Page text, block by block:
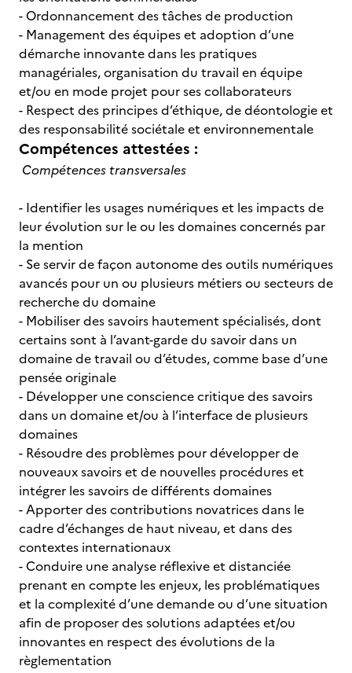
- Ordonnancement des tâches de production
- Management des équipes et adoption d’une
démarche innovante dans les pratiques
managériales, organisation du travail en équipe
et/ou en mode projet pour ses collaborateurs
- Respect des principes d’éthique, de déontologie et
des responsabilité sociétale et environnementale
Compétences attestées :
Compétences transversales
- Identifier les usages numériques et les impacts de
leur évolution sur le ou les domaines concernés par
la mention
- Se servir de façon autonome des outils numériques
avancés pour un ou plusieurs métiers ou secteurs de
recherche du domaine
- Mobiliser des savoirs hautement spécialisés, dont
certains sont à l’avant-garde du savoir dans un
domaine de travail ou d’études, comme base d’une
pensée originale
- Développer une conscience critique des savoirs
dans un domaine et/ou à l’interface de plusieurs
domaines
- Résoudre des problèmes pour développer de
nouveaux savoirs et de nouvelles procédures et
intégrer les savoirs de différents domaines
- Apporter des contributions novatrices dans le
cadre d’échanges de haut niveau, et dans des
contextes internationaux
- Conduire une analyse réflexive et distanciée
prenant en compte les enjeux, les problématiques
et la complexité d’une demande ou d’une situation
afin de proposer des solutions adaptées et/ou
innovantes en respect des évolutions de la
règlementation